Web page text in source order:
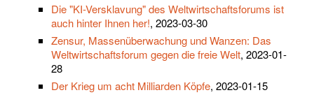
Die "KI-Versklavung" des Weltwirtschaftsforums ist
auch hinter Ihnen her!, 2023-03-30
Zensur, Massenüberwachung und Wanzen: Das
Weltwirtschaftsforum gegen die freie Welt, 2023-01-
28
Der Krieg um acht Milliarden Köpfe, 2023-01-15